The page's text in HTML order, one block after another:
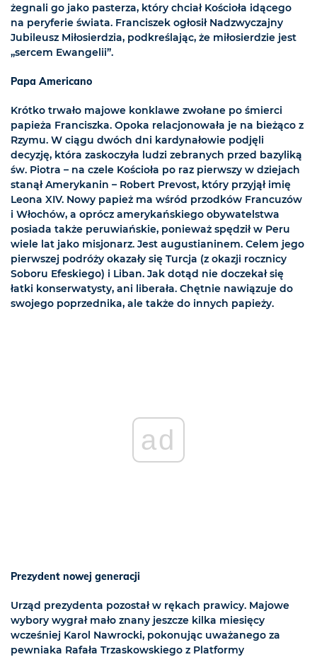
żegnali go jako pasterza, który chciał Kościoła idącego
na peryferie świata. Franciszek ogłosił Nadzwyczajny
Jubileusz Miłosierdzia, podkreślając, że miłosierdzie jest
„sercem Ewangelii”.
Papa Americano
Krótko trwało majowe konklawe zwołane po śmierci
papieża Franciszka. Opoka relacjonowała je na bieżąco z
Rzymu. W ciągu dwóch dni kardynałowie podjęli
decyzję, która zaskoczyła ludzi zebranych przed bazyliką
św. Piotra – na czele Kościoła po raz pierwszy w dziejach
stanął Amerykanin – Robert Prevost, który przyjął imię
Leona XIV. Nowy papież ma wśród przodków Francuzów
i Włochów, a oprócz amerykańskiego obywatelstwa
posiada także peruwiańskie, ponieważ spędził w Peru
wiele lat jako misjonarz. Jest augustianinem. Celem jego
pierwszej podróży okazały się Turcja (z okazji rocznicy
Soboru Efeskiego) i Liban. Jak dotąd nie doczekał się
łatki konserwatysty, ani liberała. Chętnie nawiązuje do
swojego poprzednika, ale także do innych papieży.
ad
Prezydent nowej generacji
Urząd prezydenta pozostał w rękach prawicy. Majowe
wybory wygrał mało znany jeszcze kilka miesięcy
wcześniej Karol Nawrocki, pokonując uważanego za
pewniaka Rafała Trzaskowskiego z Platformy